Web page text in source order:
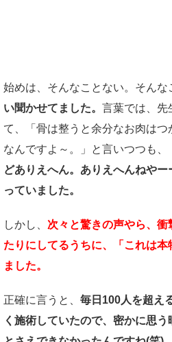
始めは、そんなことない。そんな
い聞かせてました。 言葉では、先
て、「骨は整うと余分なお肉は
なんですよ～。」と言いつつも、
どありえへん。ありえへんねや
っていました。
しかし、 次々と驚きの声やら、
たりにしてるうちに、「これは本
ました。
正確に言うと、 毎日100人を超え
く施術していたので、密かに思